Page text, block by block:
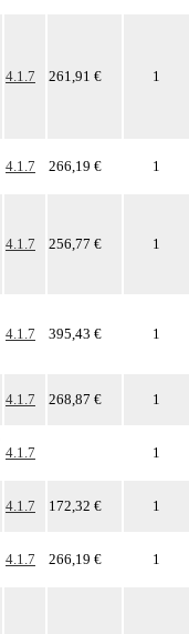
4.1.7 261,91 € 1
4.1.7 266,19 € 1
4.1.7 256,77 € 1
4.1.7 395,43 € 1
4.1.7 268,87 € 1
4.1.7 1
4.1.7 172,32 € 1
4.1.7 266,19 € 1